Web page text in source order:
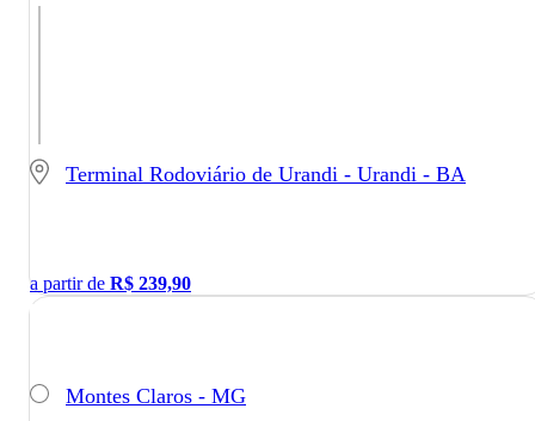
Terminal Rodoviário de Urandi - Urandi - BA
a partir de R$ 239,90
Montes Claros - MG